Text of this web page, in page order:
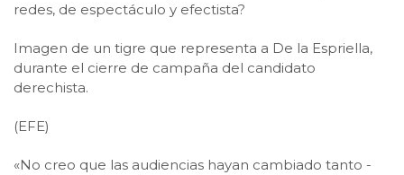
redes, de espectáculo y efectista?
Imagen de un tigre que representa a De la Espriella,
durante el cierre de campaña del candidato
derechista.
(EFE)
«No creo que las audiencias hayan cambiado tanto -